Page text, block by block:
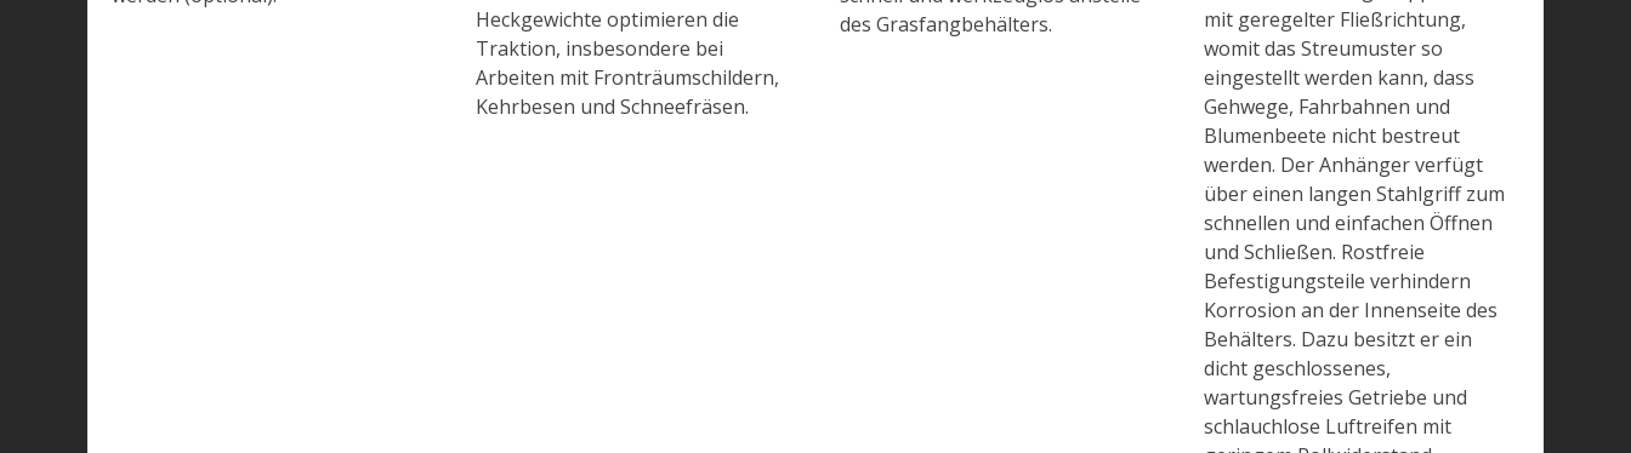
Heckgewichte optimieren die
Traktion, insbesondere bei
Arbeiten mit Fronträumschildern,
Kehrbesen und Schneefräsen.
mit geregelter Fließrichtung,
womit das Streumuster so
eingestellt werden kann, dass
Gehwege, Fahrbahnen und
Blumenbeete nicht bestreut
werden. Der Anhänger verfügt
über einen langen Stahlgriff zum
schnellen und einfachen Öffnen
und Schließen. Rostfreie
Befestigungsteile verhindern
Korrosion an der Innenseite des
Behälters. Dazu besitzt er ein
dicht geschlossenes,
wartungsfreies Getriebe und
schlauchlose Luftreifen mit
des Grasfangbehälters.